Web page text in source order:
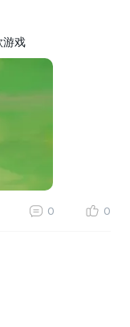
游戏
0 0